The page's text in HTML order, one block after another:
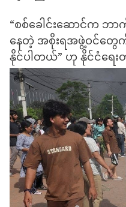
“စစ်ခေါင်းဆောင်က ဘ
နေတဲ့ အစိုးရအဖွဲ့ဝင်တွေ
နိုင်ပါတယ်” ဟု နိုင်ငံရေ